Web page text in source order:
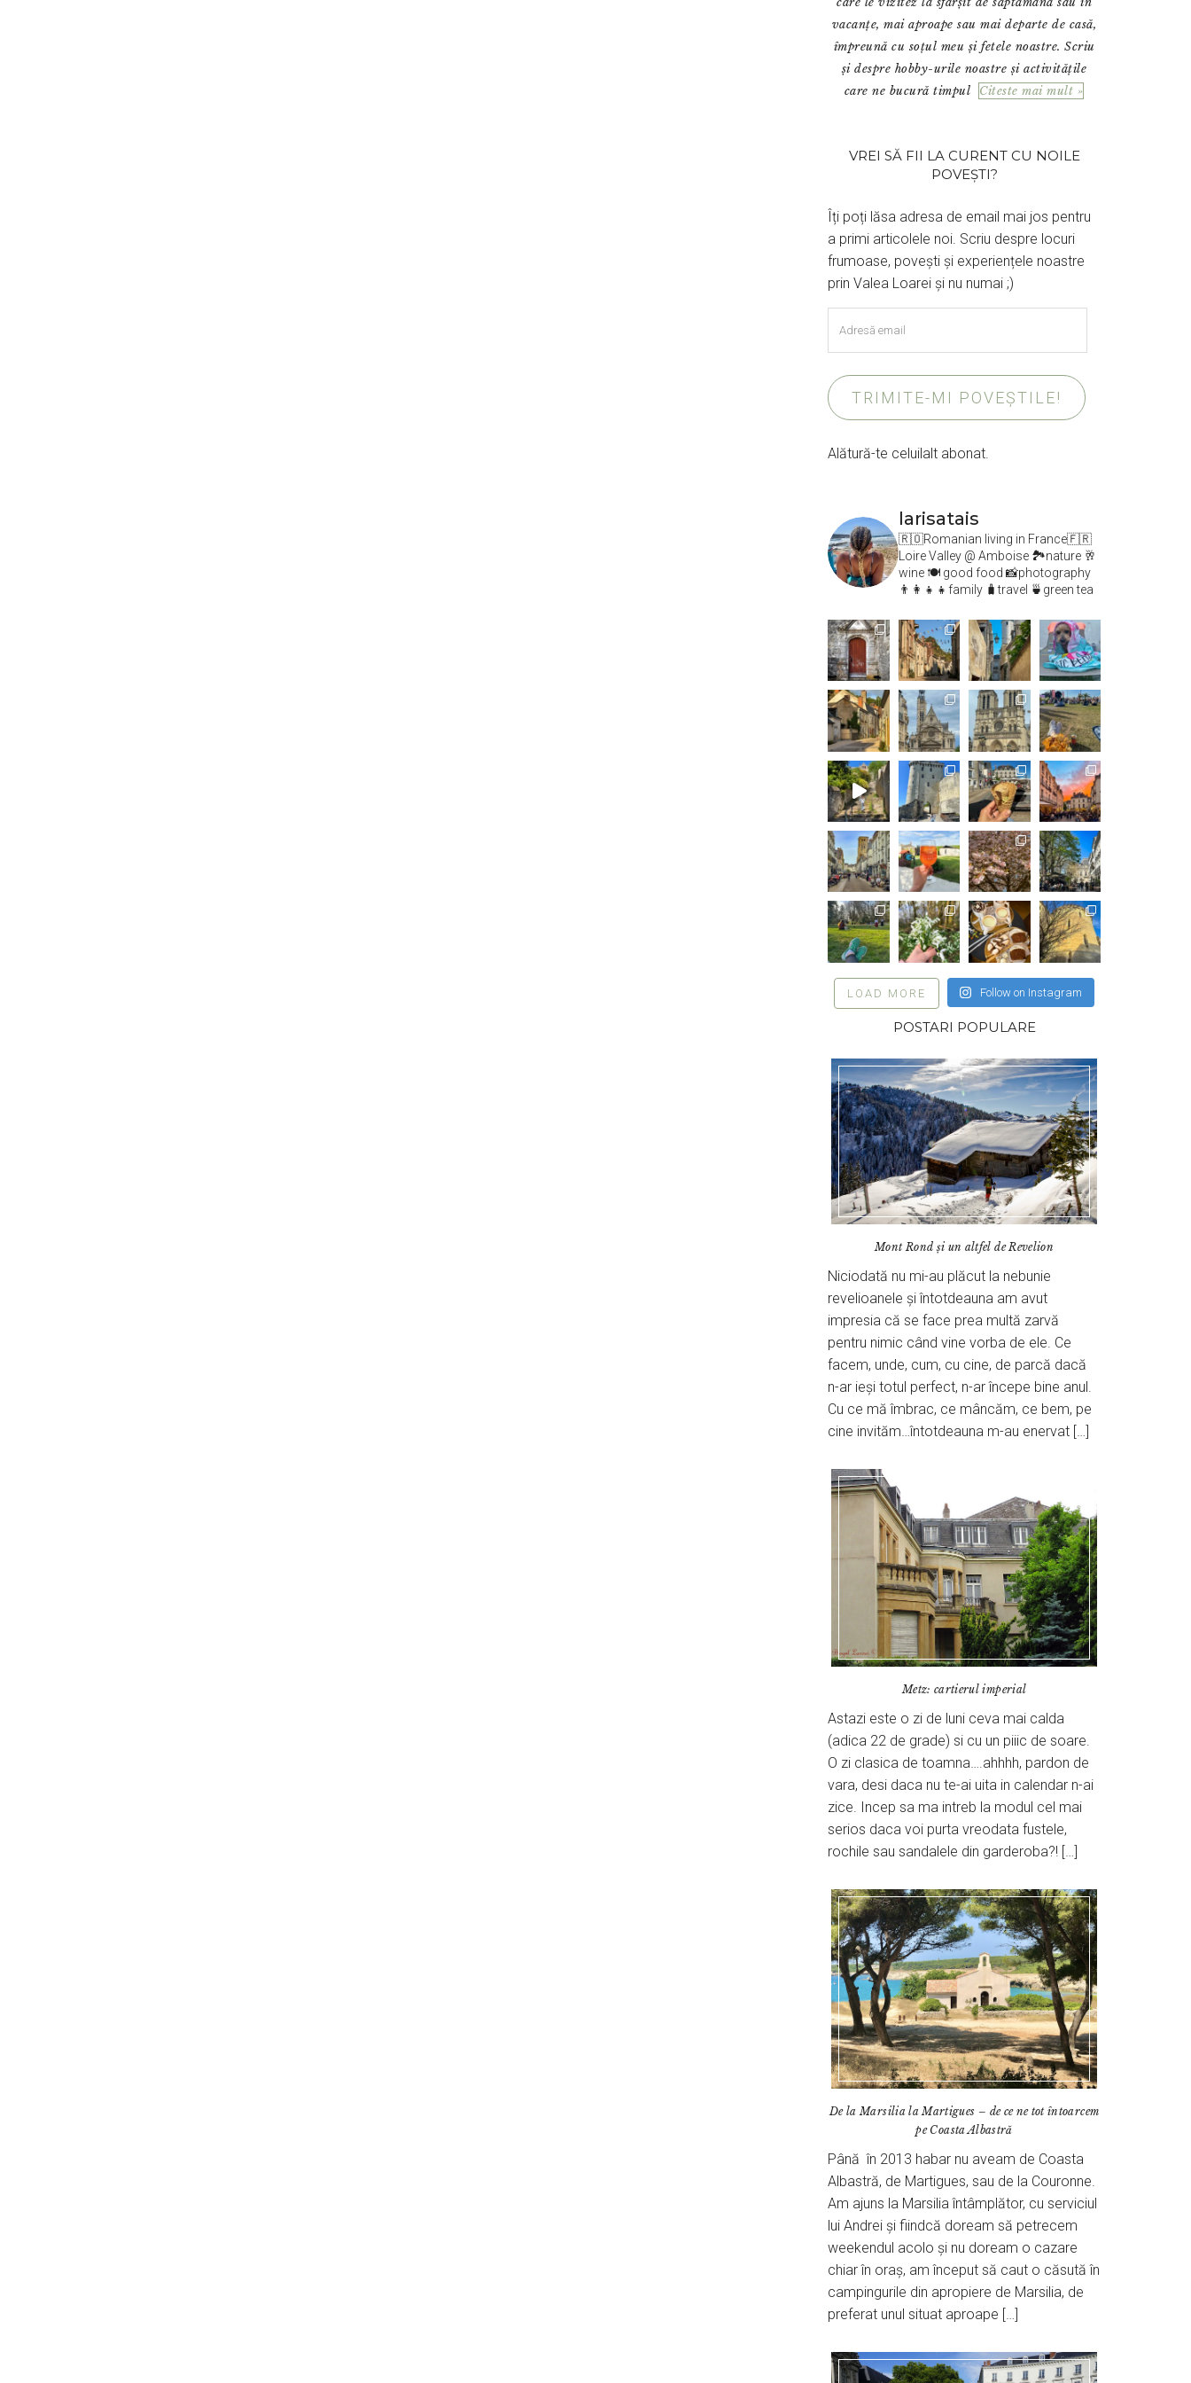
vacanțe, mai aproape sau mai departe de casă,
împreună cu soțul meu și fetele noastre. Scriu
și despre hobby-urile noastre și activitățile
care ne bucură timpul Citeste mai mult »
VREI SĂ FII LA CURENT CU NOILE
POVEȘTI?
Îți poți lăsa adresa de email mai jos pentru
a primi articolele noi. Scriu despre locuri
frumoase, povești și experiențele noastre
prin Valea Loarei și nu numai ;)
email
TRIMITE-MI POVEȘTILE!
Alătură-te celuilalt abonat.
larisatais
🇷🇴Romanian living in France🇫🇷
Loire Valley @ Amboise 🏞️nature 🥂
wine 🍽 good food 📸photography
👨‍👩‍👧‍👧family 🧳travel 🍵green tea
LOAD MORE Follow on Instagram
POSTARI POPULARE
Mont Rond și un altfel de Revelion
Niciodată nu mi-au plăcut la nebunie
revelioanele și întotdeauna am avut
impresia că se face prea multă zarvă
pentru nimic când vine vorba de ele. Ce
facem, unde, cum, cu cine, de parcă dacă
n-ar ieși totul perfect, n-ar începe bine anul.
Cu ce mă îmbrac, ce mâncăm, ce bem, pe
cine invităm…întotdeauna m-au enervat […]
Metz: cartierul imperial
Astazi este o zi de luni ceva mai calda
(adica 22 de grade) si cu un piiic de soare.
O zi clasica de toamna….ahhhh, pardon de
vara, desi daca nu te-ai uita in calendar n-ai
zice. Incep sa ma intreb la modul cel mai
serios daca voi purta vreodata fustele,
rochile sau sandalele din garderoba?! […]
De la Marsilia la Martigues – de ce ne tot întoarcem
pe Coasta Albastră
Până în 2013 habar nu aveam de Coasta
Albastră, de Martigues, sau de la Couronne.
Am ajuns la Marsilia întâmplător, cu serviciul
lui Andrei și fiindcă doream să petrecem
weekendul acolo și nu doream o cazare
chiar în oraș, am început să caut o căsută în
campingurile din apropiere de Marsilia, de
preferat unul situat aproape […]